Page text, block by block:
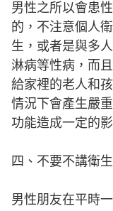
男性之所以會患
的，不注意個人
生，或者是與多
淋病等性病，而
給家裡的老人和
情況下會產生嚴
功能造成一定的
四、不要不講衛生
男性朋友在平時